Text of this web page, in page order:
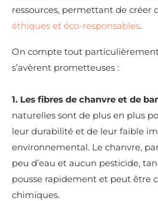
ressources, permettant de créer
éthiques et éco-responsables.
On compte tout
s’avèrent prometteuses :
1. Les fibres de chanvre et de
naturelles sont de plus en plus
leur durabilité et de leur faible
environnemental. Le chanvre,
peu d’eau et aucun pesticide,
pousse rapidement et peut être
chimiques.